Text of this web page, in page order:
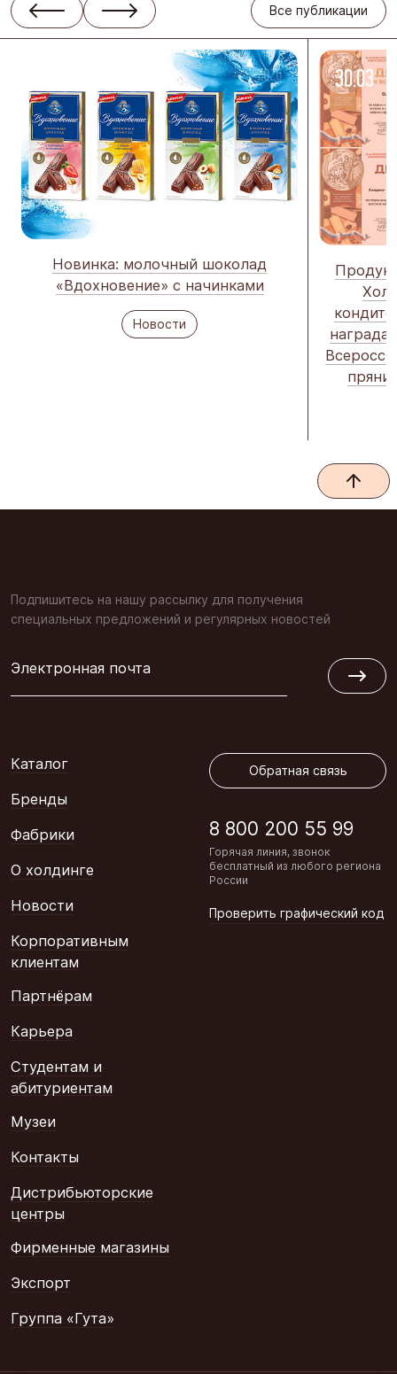
Все публикации
-2026
Новинка: молочный шоколад
«Вдохновение» с начинками
Новости
30.03
Подпишитесь на нашу рассылку для получения
специальных предложений и регулярных новостей
Электронная почта
Каталог
Бренды
Фабрики
О холдинге
Новости
Корпоративным
клиентам
Партнёрам
Карьера
Студентам и
абитуриентам
Музеи
Контакты
Дистрибьюторские
центры
Фирменные магазины
Экспорт
Группа «Гута»
Обратная связь
8 800 200 55 99
Горячая линия, звонок
бесплатный из любого региона
России
Проверить графический код